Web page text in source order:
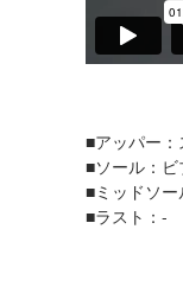
■アッパー
■ソール：ビ
■ミッドソ
■ラスト：-